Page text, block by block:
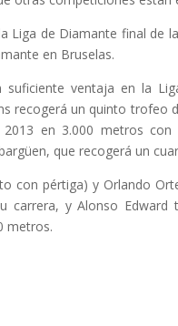
Liga de Diamante final de
en Bruselas.
suficiente ventaja en la
recogerá un quinto
2013 en 3.000 metros
que recogerá un
con pértiga) y Orlando
carrera, y Alonso Edward
metros.